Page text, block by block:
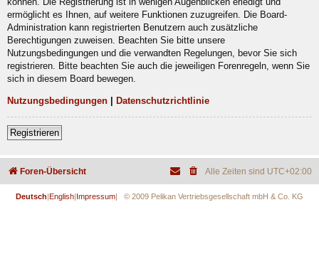
ermöglicht es Ihnen, auf weitere Funktionen zuzugreifen. Die Board-
Administration kann registrierten Benutzern auch zusätzliche
Berechtigungen zuweisen. Beachten Sie bitte unsere
Nutzungsbedingungen und die verwandten Regelungen, bevor Sie sich
registrieren. Bitte beachten Sie auch die jeweiligen Forenregeln, wenn Sie
sich in diesem Board bewegen.
Nutzungsbedingungen Datenschutzrichtlinie
Registrieren
Foren-Übersicht Alle Zeiten sind UTC+02:00
Deutsch English Impressum | © 2009 Pelikan Vertriebsgesellschaft mbH & Co. KG